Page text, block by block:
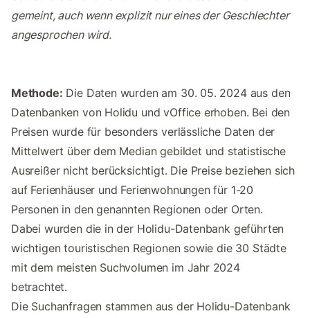
gemeint, auch wenn explizit nur eines der Geschlechter
angesprochen wird.
Methode: Die Daten wurden am 30. 05. 2024 aus den
Datenbanken von Holidu und vOffice erhoben. Bei den
Preisen wurde für besonders verlässliche Daten der
Mittelwert über dem Median gebildet und statistische
Ausreißer nicht berücksichtigt. Die Preise beziehen sich
auf Ferienhäuser und Ferienwohnungen für 1-20
Personen in den genannten Regionen oder Orten.
Dabei wurden die in der Holidu-Datenbank geführten
wichtigen touristischen Regionen sowie die 30 Städte
mit dem meisten Suchvolumen im Jahr 2024
betrachtet.
Die Suchanfragen stammen aus der Holidu-Datenbank